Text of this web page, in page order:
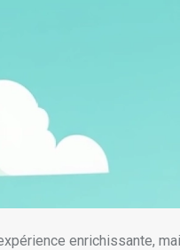
enrichissante,